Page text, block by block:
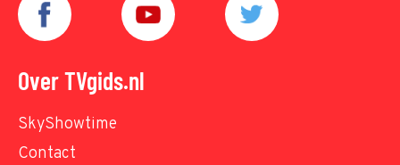
Over TVgids.nl
SkyShowtime
Contact